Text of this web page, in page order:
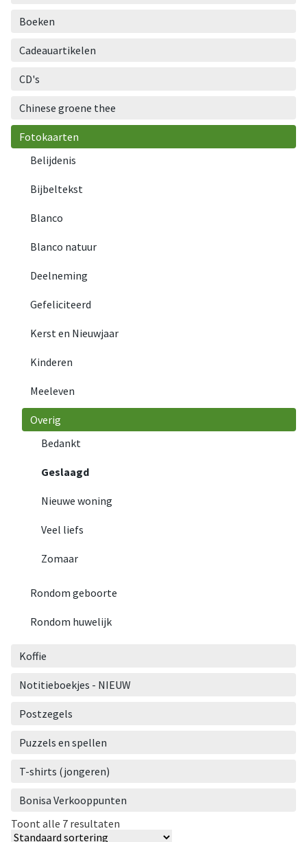
Boeken
Cadeauartikelen
CD's
Chinese groene thee
Fotokaarten
Belijdenis
Bijbeltekst
Blanco
Blanco natuur
Deelneming
Gefeliciteerd
Kerst en Nieuwjaar
Kinderen
Meeleven
Overig
Bedankt
Geslaagd
Nieuwe woning
Veel liefs
Zomaar
Rondom geboorte
Rondom huwelijk
Koffie
Notitieboekjes - NIEUW
Postzegels
Puzzels en spellen
T-shirts (jongeren)
Bonisa Verkooppunten
Toont alle 7 resultaten